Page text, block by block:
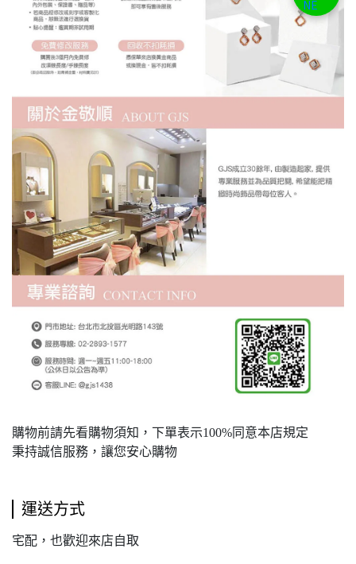
購物前請先看購物須知，下單表示100%同意本店規定
秉持誠信服務，讓您安心購物
運送方式
宅配，也歡迎來店自取